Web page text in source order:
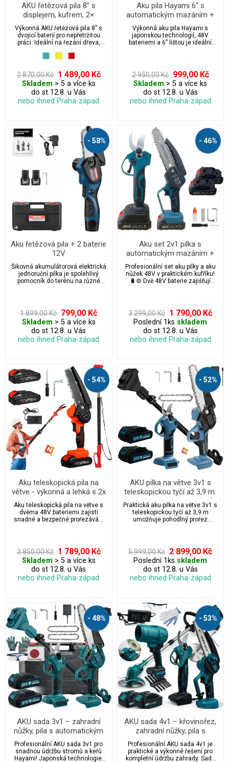
AKU řetězová pila 8” s
displejem, kufrem, 2×
baterie, nabíječka,
automatické mazání,
příslušenství v sadě
Výkonná AKU řetězová pila 8” s
dvojicí baterií pro nepřetržitou
práci. Ideální na řezání dřeva,
ergonomická rukojeť zajišťují
komfortní a bezpečné použití.
Dodáváno v praktickém kufru s
kompletním příslušenstvím.
2 870,00 Kč 1 489,00 Kč
Skladem > 5 a více ks
do st 12.8. u Vás
nebo ihned Praha-západ
Aku pila Hayami 6" s
automatickým mazáním +
2x baterie 48V, řetěz,
nabíječka a kufr
Výkonná aku pila Hayami s
japonskou technologií, 48V
bateriemi a 6” lištou je ideální
kufru na příslušenství má vše pod
kontrolou – bezpečně, pohodlně a
bez námahy to je pila Hayami.
2 950,00 Kč 999,00 Kč
Skladem > 5 a více ks
do st 12.8. u Vás
nebo ihned Praha-západ
- 58%
Aku řetězová pila + 2 baterie
12V
Šikovná akumulátorová elektrická
jednoruční pilka je spolehlivý
pomocník do terénu na různé
1 899,00 Kč 799,00 Kč
Skladem > 5 a více ks
do st 12.8. u Vás
nebo ihned Praha-západ
- 46%
Aku set 2v1 pilka s
automatickým mazáním +
aku nůžky 48V v kufříku + 2
baterie a příslušenství
Profesionální set aku pilky a aku
nůžek 48V v praktickém kufříku!
🔋⚙️ Dvě 48V baterie zajišťují
3 299,00 Kč 1 790,00 Kč
Poslední 1ks skladem
do st 12.8. u Vás
nebo ihned Praha-západ
- 54%
Aku teleskopická pila na
větve - výkonná a lehká s 2x
48V bateriemi pro snadné
prořezávání stromů
Aku teleskopická pila na větve s
dvěma 48V bateriemi zajistí
snadné a bezpečné prořezávání
i ve výškách. Ideální pro zahradu,
sadu i lesní údržbu.
3 850,00 Kč 1 789,00 Kč
Skladem > 5 a více ks
do st 12.8. u Vás
nebo ihned Praha-západ
- 52%
AKU pilka na větve 3v1 s
teleskopickou tyčí až 3,9 m.
Ideální pro prořez stromů
bez žebříku, lehká a snadno
ovladatelná
Praktická aku pilka na větve 3v1 s
teleskopickou tyčí až 3,9 m
umožňuje pohodlný prořez
teleskopickou sadu pro každou
zahradu – jednoduché použití,
rychlá práce a maximální pohodlí.
5 999,00 Kč 2 899,00 Kč
Poslední 1ks skladem
do st 12.8. u Vás
nebo ihned Praha-západ
- 48%
AKU sada 3v1 – zahradní
nůžky, pila s automatickým
mazáním, teleskopická tyč a
kufr + 2x baterie 21V,
náhradní řetězy, brýle,
Profesionální AKU sada 3v1 pro
snadnou údržbu stromů a keřů
Hayami! Japonská technologie,
- 53%
AKU sada 4v1 – křovinořez,
zahradní nůžky, pila s
automatickým mazáním a
fukar + 2x baterie, nabíječka,
9x čepele, rukavice, brýle a
Profesionální AKU sada 4v1 je
praktické a výkonné řešení pro
kompletní údržbu zahrady. Sada